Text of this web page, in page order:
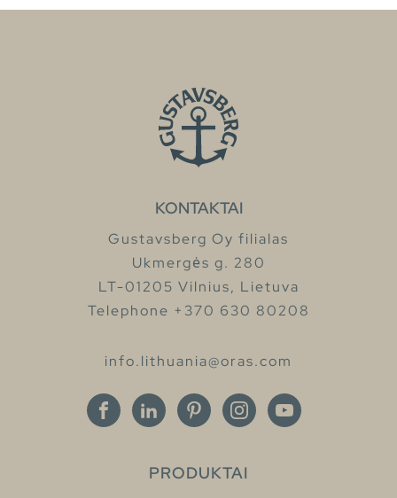
KONTAKTAI
Gustavsberg Oy filialas
Ukmergės g. 280
LT-01205 Vilnius, Lietuva
Telephone +370 630 80208
info.lithuania@oras.com
PRODUKTAI